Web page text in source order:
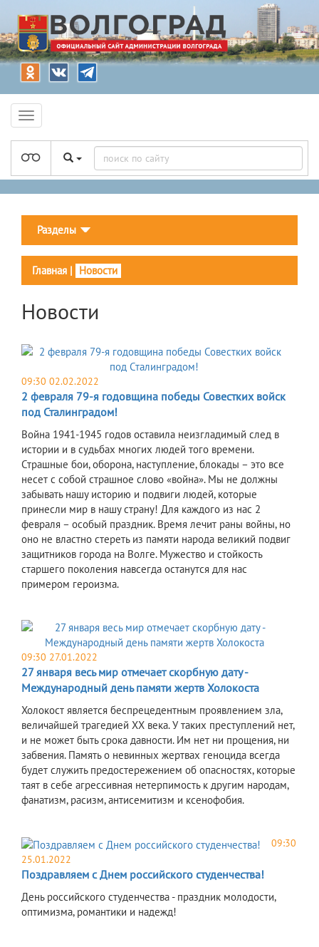
Разделы
Главная | Новости
Новости
09:30 02.02.2022
2 февраля 79-я годовщина победы Совестких войск
под Сталинградом!
Война 1941-1945 годов оставила неизгладимый след в
истории и в судьбах многих людей того времени.
Страшные бои, оборона, наступление, блокады – это все
несет с собой страшное слово «война». Мы не должны
забывать нашу историю и подвиги людей, которые
принесли мир в нашу страну! Для каждого из нас 2
февраля – особый праздник. Время лечит раны войны, но
оно не властно стереть из памяти народа великий подвиг
защитников города на Волге. Мужество и стойкость
старшего поколения навсегда останутся для нас
примером героизма.
09:30 27.01.2022
27 января весь мир отмечает скорбную дату -
Международный день памяти жертв Холокоста
Холокост является беспрецедентным проявлением зла,
величайшей трагедией XX века. У таких преступлений нет,
и не может быть срока давности. Им нет ни прощения, ни
забвения. Память о невинных жертвах геноцида всегда
будет служить предостережением об опасностях, которые
таят в себе агрессивная нетерпимость к другим народам,
фанатизм, расизм, антисемитизм и ксенофобия.
09:30
25.01.2022
Поздравляем с Днем российского студенчества!
День российского студенчества - праздник молодости,
оптимизма, романтики и надежд!